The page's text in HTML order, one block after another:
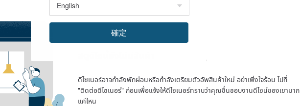
ดีไซเนอร์อาจกำลังพักผ่อนหรือกำลังเตรียมตัวอัพสินค้าใหม่ อย่าเพิ่งใจร้อน ไปที่
"ติดต่อดีไซเนอร์" ก่อนเพื่อแจ้งให้ดีไซเนอร์ทราบว่าคุณชื่นชอบงานดีไซน์ของเขามาก
แค่ไหน
確定